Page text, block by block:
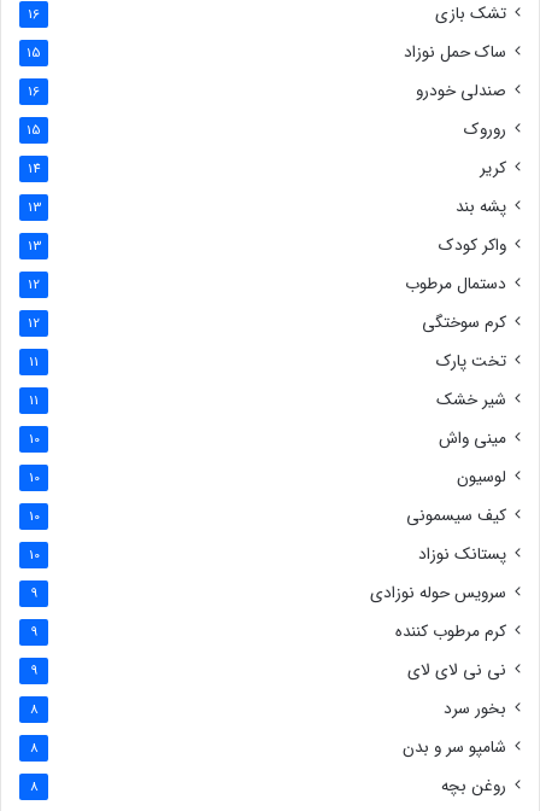
تشک بازی 16
ساک حمل نوزاد 15
صندلی خودرو 16
روروک 15
کریر 14
پشه بند 13
واکر کودک 13
دستمال مرطوب 12
کرم سوختگی 12
تخت پارک 11
شیر خشک 11
مینی واش 10
لوسیون 10
کیف سیسمونی 10
پستانک نوزاد 10
سرویس حوله نوزادی 9
کرم مرطوب کننده 9
نی نی لای لای 9
بخور سرد 8
شامپو سر و بدن 8
روغن بچه 8